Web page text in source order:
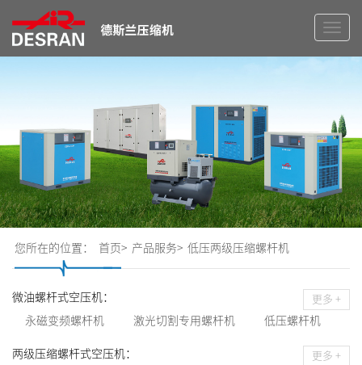
切
您所在的位置： 首页> 产品服务> 低压两级压缩螺杆机
微油螺杆式空压机：
永磁变频螺杆机 激光切割专用螺杆机 低压螺杆机
皮带式螺杆机
更多 +
两级压缩螺杆式空压机： 更多 +